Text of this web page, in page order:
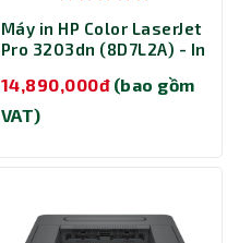
Máy in HP Color LaserJet
Pro 3203dn (8D7L2A) - In
14,890,000đ (bao gồm
VAT)